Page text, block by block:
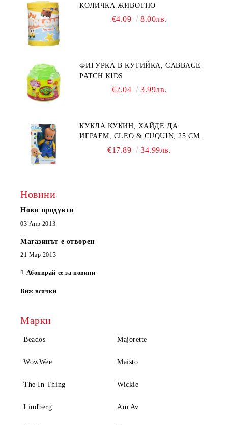
КОЛИЧКА ЖИВОТНО
€4.09 8.00лв.
ФИГУРКА В КУТИЙКА, CABBAGE
PATCH KIDS
€2.04 3.99лв.
КУКЛА КУКИН, ХАЙДЕ ДА
ИГРАЕМ, CLEO & CUQUIN, 25 СМ.
€17.89 34.99лв.
Новини
Нови продукти
03 Апр 2013
Магазинът е отворен
21 Мар 2013
Абонирай се за новини
Виж всички
Марки
Beados Majorette
WowWee Maisto
The In Thing Wickie
Lindberg Am Av